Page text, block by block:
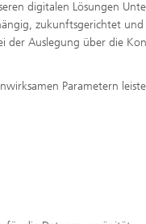
digitalen Lösungen
zukunftsgerichtet
der Auslegung über die
Parametern